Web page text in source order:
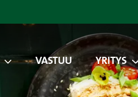
VASTUU YRITYS